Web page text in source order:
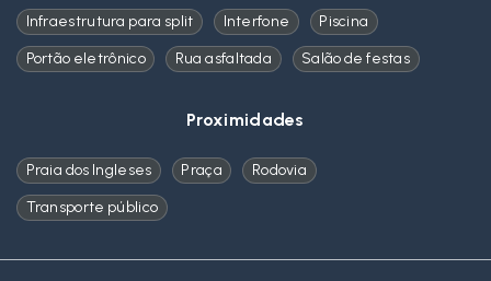
Infraestrutura para split Interfone
Piscina
Portão eletrônico
Rua asfaltada Salão de festas
Proximidades
Praia dos Ingleses Praça
Rodovia
Transporte público